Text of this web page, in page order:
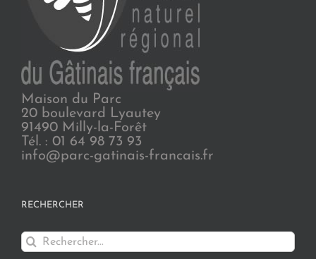
Maison du Parc
20 boulevard Lyautey
91490 Milly-la-Forêt
Tél. : 01 64 98 73 93
info@parc-gatinais-francais.fr
RECHERCHER
Rechercher: